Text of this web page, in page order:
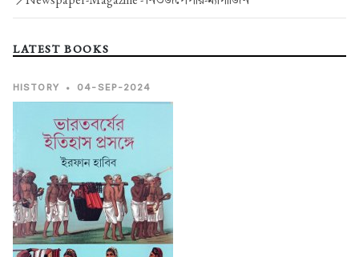
LATEST BOOKS
HISTORY • 04-SEP-2024